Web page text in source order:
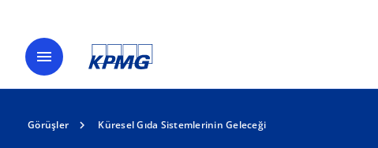
menu
Görüşler Küresel Gıda Sistemlerinin Geleceği